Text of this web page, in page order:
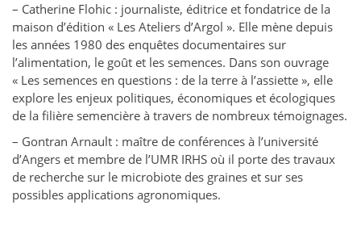
– Catherine Flohic : journaliste, éditrice et fondatrice de la
maison d’édition « Les Ateliers d’Argol ». Elle mène depuis
les années 1980 des enquêtes documentaires sur
l’alimentation, le goût et les semences. Dans son ouvrage
« Les semences en questions : de la terre à l’assiette », elle
explore les enjeux politiques, économiques et écologiques
de la filière semencière à travers de nombreux témoignages.
– Gontran Arnault : maître de conférences à l’université
d’Angers et membre de l’UMR IRHS où il porte des travaux
de recherche sur le microbiote des graines et sur ses
possibles applications agronomiques.